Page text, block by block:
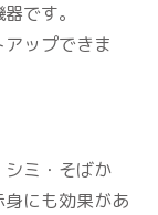
です。
ップできま
ミ・そばか
にも効果があ